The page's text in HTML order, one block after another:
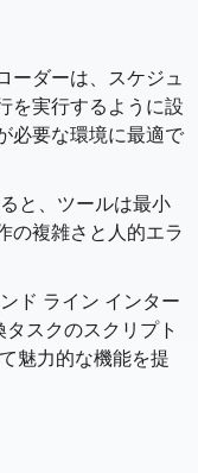
ーダーは、スケジュ
を実行するように設
必要な環境に最適で
と、ツールは最小
の複雑さと人的エラ
ド ライン インター
スクのスクリプト
魅力的な機能を提